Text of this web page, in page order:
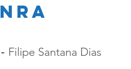
Filipe Santana Dias